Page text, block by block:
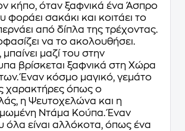
κήπο, όταν ξαφνικά ένα Άσπρο
φοράει σακάκι και κοιτάει το
από δίπλα της τρέχοντας.
να το ακολουθήσει.
μαζί του στην
βρίσκεται ξαφνικά στη Χώρα
Έναν κόσμο μαγικό, γεμάτο
χαρακτήρες όπως ο
η Ψευτοχελώνα και η
Ντάμα Κούπα. Έναν
όλα είναι αλλόκοτα, όπως ένα